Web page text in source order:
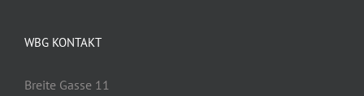
WBG KONTAKT
Breite Gasse 11